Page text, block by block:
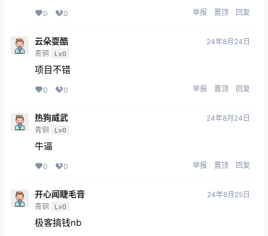
0 0 举报 置顶 回复
云朵耍酷
青铜 Lv0
24年8月24日
项目不错
0 0 举报 置顶 回复
热狗威武
青铜 Lv0
24年8月24日
牛逼
0 0 举报 置顶 回复
开心闻睫毛膏
青铜 Lv0
24年8月25日
极客搞钱nb